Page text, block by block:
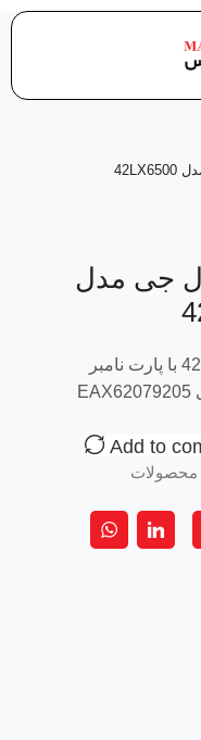
ال جی مدل
مین برد تلویزیون ال جی مدل 42LX6500 با پارت نامبر
Add to
محصولات